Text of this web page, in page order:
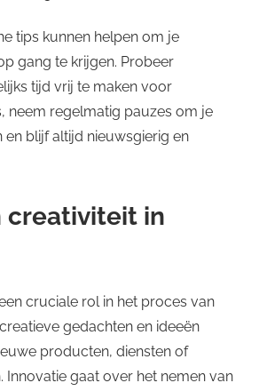
tips kunnen helpen om je
gang te krijgen. Probeer
tijd vrij te maken voor
neem regelmatig pauzes om je
en blijf altijd nieuwsgierig en
creativiteit in
cruciale rol in het proces van
gedachten en ideeën
producten, diensten of
Innovatie gaat over het nemen van